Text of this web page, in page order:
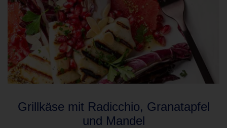
Grillkäse mit Radicchio, Granatapfel
und Mandel